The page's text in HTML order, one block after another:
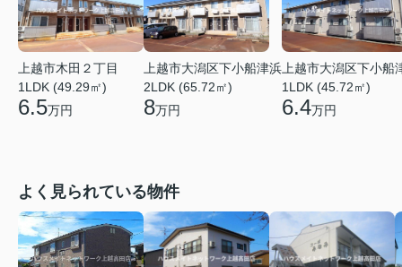
上越市木田２丁目
1LDK (49.29㎡)
6.5万円
上越市大潟区下小船津浜
2LDK (65.72㎡)
8万円
上越市大潟区下小船
1LDK (45.72㎡)
6.4万円
よく見られている物件